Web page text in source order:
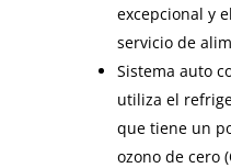
excepcional y
servicio de
Sistema auto
utiliza el
que tiene un
ozono de cero